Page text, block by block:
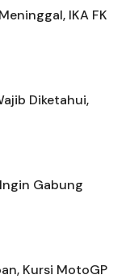
IKA FK
Diketahui,
Gabung
Kursi MotoGP